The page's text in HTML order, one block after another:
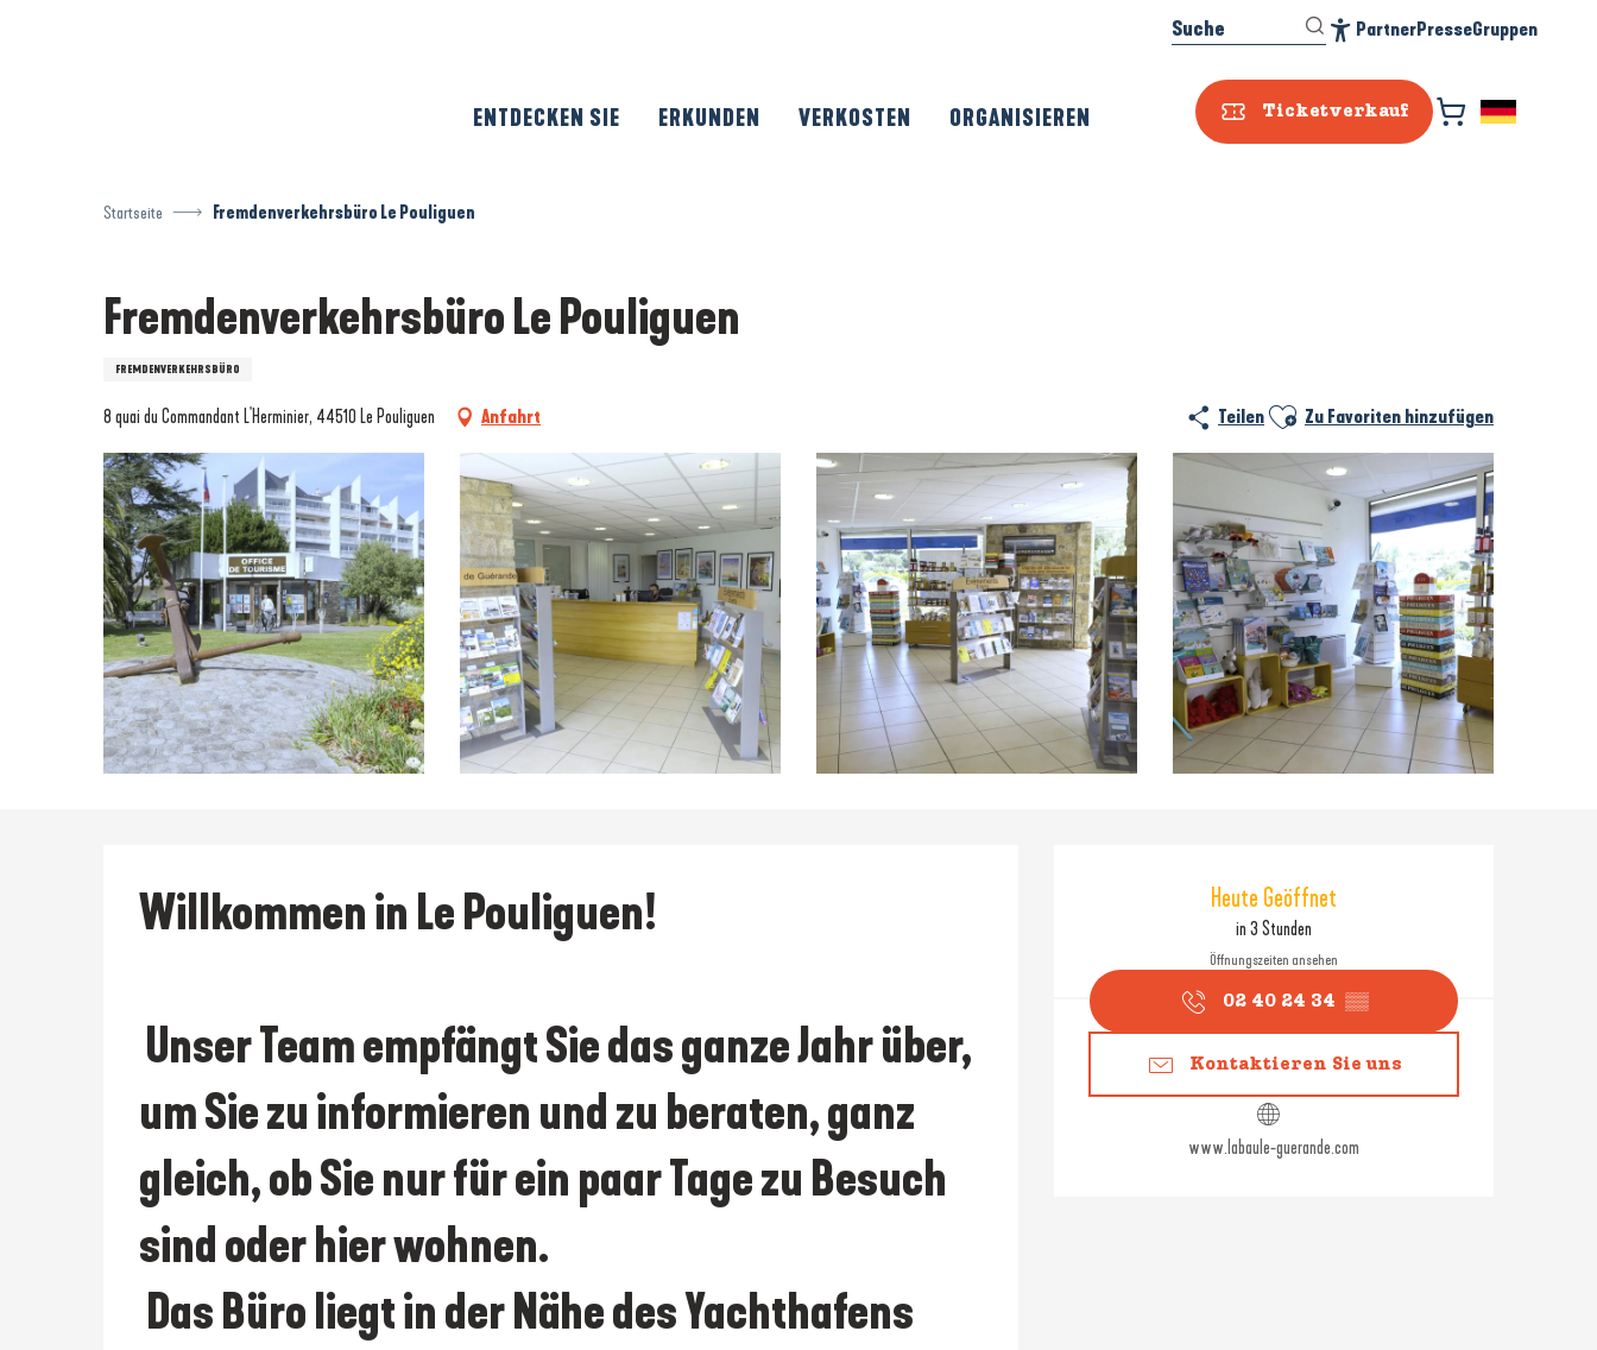
Ticketverkauf
Suche PartnerPresseGruppen
ENTDECKEN SIE ERKUNDEN VERKOSTEN ORGANISIEREN
Startseite Fremdenverkehrsbüro Le Pouliguen
Fremdenverkehrsbüro Le Pouliguen
FREMDENVERKEHRSBÜRO
8 quai du Commandant L'Herminier, 44510 Le Pouliguen Anfahrt Teilen Ajouter aux favoris
Zu Favoriten hinzufügen
Öffnungszeiten &
Heute Geöffnet
in 3 Stunden
Öffnungszeiten ansehen
02 40 24 34 ▒▒
Kontaktieren Sie uns
www.labaule-guerande.com
Beschreibung
Willkommen in Le Pouliguen!
um Sie zu informieren und zu beraten, ganz
gleich, ob Sie nur für ein paar Tage zu Besuch
sind oder hier wohnen.